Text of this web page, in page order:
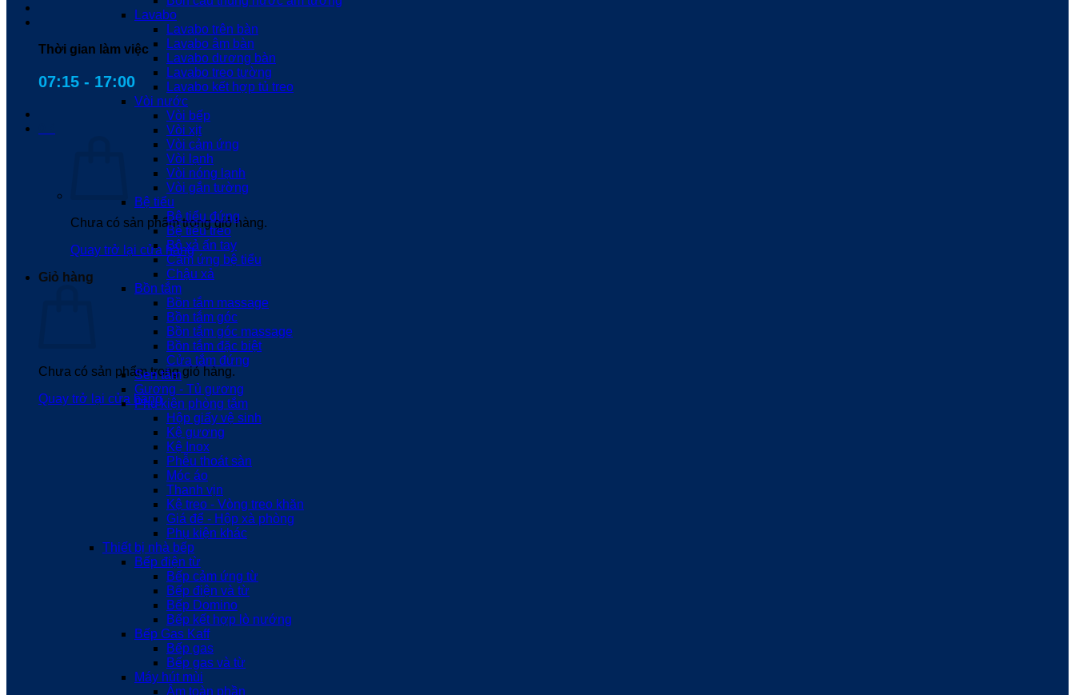
Thời gian làm việc
07:15 - 17:00
Chưa có sản phẩm trong giỏ hàng.
Quay trở lại cửa hàng
Giỏ hàng
Chưa có sản phẩm trong giỏ hàng.
Quay trở lại cửa hàng
Lavabo
Lavabo trên bàn
Lavabo âm bàn
Lavabo dương bàn
Lavabo treo tường
Lavabo kết hợp tủ treo
Vòi nước
Vòi bếp
Vòi xịt
Vòi cảm ứng
Vòi lạnh
Vòi nóng lạnh
Vòi gắn tường
Bệ tiểu
Bệ tiểu đứng
Bệ tiểu treo
Bộ xả ấn tay
Cảm ứng bệ tiểu
Chậu xả
Bồn tắm
Bồn tắm massage
Bồn tắm góc
Bồn tắm góc massage
Bồn tắm đặc biệt
Cửa tắm đứng
Sen tắm
Gương - Tủ gương
Phụ kiện phòng tắm
Hộp giấy vệ sinh
Kệ gương
Kệ Inox
Phễu thoát sàn
Móc áo
Thanh vịn
Kệ treo - Vòng treo khăn
Giá để - Hộp xà phòng
Phụ kiện khác
Thiết bị nhà bếp
Bếp điện từ
Bếp cảm ứng từ
Bếp điện và từ
Bếp Domino
Bếp kết hợp lò nướng
Bếp Gas Kaff
Bếp gas
Bếp gas và từ
Máy hút mùi
Âm toàn phần